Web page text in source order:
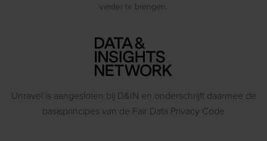
verder te brengen.
Unravel is aangesloten bij D&IN en onderschrijft daarmee de
basisprincipes van de Fair Data Privacy Code